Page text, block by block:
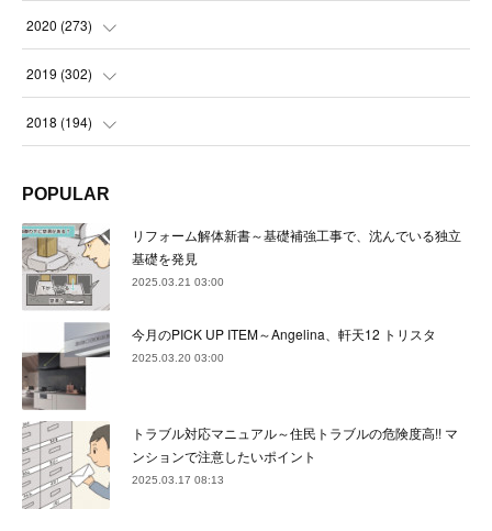
(22
(24)
22)
(22)
(22)
(25
(23
(21
(23 )
(24
(21
(24)
(21
( 23)
(23
(22
(23
(22 )
(23
(23
(22)
(24
( 21)
(20)
(24
(23
(22
(23)
(23
(22)
(23
( 24)
(21)
2020 (273)
(24
(22
(22)
(24
(24)
(23
( 21)
(22)
2019 (302)
(23
(22)
(21)
(27)
(22
33)
(28)
2018 (194)
(17)
(32)
(36)
(30
34)
(8 )
POPULAR
リフォーム解体新書～基礎補強工事で、沈んでいる独立
基礎を発見
2025.03.21 03:00
今月のPICK UP ITEM～Angelina、軒天12 トリスタ
2025.03.20 03:00
トラブル対応マニュアル～住民トラブルの危険度高!! マ
ンションで注意したいポイント
2025.03.17 08:13